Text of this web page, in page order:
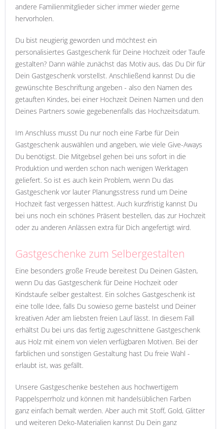
andere Familienmitglieder sicher immer wieder gerne
hervorholen.
Du bist neugierig geworden und möchtest ein
personalisiertes Gastgeschenk für Deine Hochzeit oder Taufe
gestalten? Dann wähle zunächst das Motiv aus, das Du Dir für
Dein Gastgeschenk vorstellst. Anschließend kannst Du die
gewünschte Beschriftung angeben - also den Namen des
getauften Kindes, bei einer Hochzeit Deinen Namen und den
Deines Partners sowie gegebenenfalls das Hochzeitsdatum.
Im Anschluss musst Du nur noch eine Farbe für Dein
Gastgeschenk auswählen und angeben, wie viele Give-Aways
Du benötigst. Die Mitgebsel gehen bei uns sofort in die
Produktion und werden schon nach wenigen Werktagen
geliefert. So ist es auch kein Problem, wenn Du das
Gastgeschenk vor lauter Planungsstress rund um Deine
Hochzeit fast vergessen hättest. Auch kurzfristig kannst Du
bei uns noch ein schönes Präsent bestellen, das zur Hochzeit
oder zu anderen Anlässen extra für Dich angefertigt wird.
Gastgeschenke zum Selbergestalten
Eine besonders große Freude bereitest Du Deinen Gästen,
wenn Du das Gastgeschenk für Deine Hochzeit oder
Kindstaufe selber gestaltest. Ein solches Gastgeschenk ist
eine tolle Idee, falls Du sowieso gerne bastelst und Deiner
kreativen Ader am liebsten freien Lauf lässt. In diesem Fall
erhältst Du bei uns das fertig zugeschnittene Gastgeschenk
aus Holz mit einem von vielen verfügbaren Motiven. Bei der
farblichen und sonstigen Gestaltung hast Du freie Wahl -
erlaubt ist, was gefällt.
Unsere Gastgeschenke bestehen aus hochwertigem
Pappelsperrholz und können mit handelsüblichen Farben
ganz einfach bemalt werden. Aber auch mit Stoff, Gold, Glitter
und weiteren Deko-Materialien kannst Du Dein ganz